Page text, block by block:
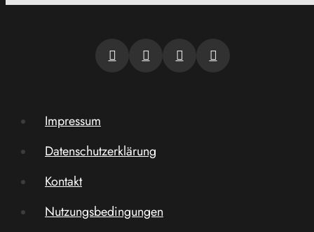
Impressum
Datenschutzerklärung
Kontakt
Nutzungsbedingungen